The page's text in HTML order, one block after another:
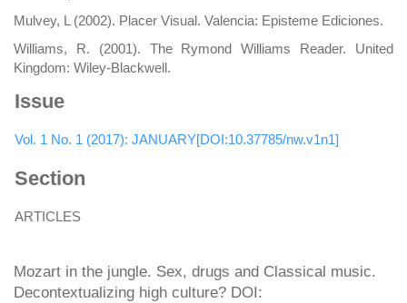
Mulvey, L (2002). Placer Visual. Valencia: Episteme Ediciones.
Williams, R. (2001). The Rymond Williams Reader. United
Kingdom: Wiley-Blackwell.
Issue
Vol. 1 No. 1 (2017): JANUARY[DOI:10.37785/nw.v1n1]
Section
ARTICLES
Mozart in the jungle. Sex, drugs and Classical music.
Decontextualizing high culture? DOI: